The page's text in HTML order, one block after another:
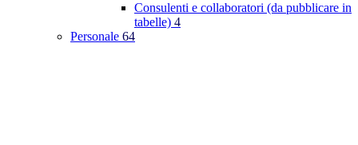
Consulenti e collaboratori (da pubblicare in
tabelle) 4
Personale 64